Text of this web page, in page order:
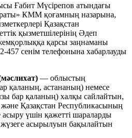
Ғабит Мүсірепов атындағы
КММ қоғамның назарына,
Қазақстан
қызметшiлерiнiң Әдеп
қарсы заңнаманы
457 сенiм телефонына хабарлауды
— облыстың
қаланың, астананың) немесе
бар қаланың) халқы сайлайтын,
Қазақстан Республикасының
асыру үшiн қажеттi шараларды
асырылуын бақылайтын